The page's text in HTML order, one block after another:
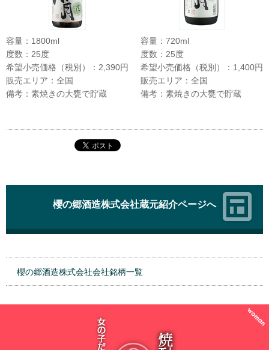
容量：1800ml
度数：25度
希望小売価格（税別）：2,390円
販売エリア：全国
備考：素焼きの大甕で貯蔵
容量：720ml
度数：25度
希望小売価格（税別）：1,400円
販売エリア：全国
備考：素焼きの大甕で貯蔵
櫻の郷酒造株式会社蔵元紹介ページへ
櫻の郷酒造株式会社会社銘柄一覧